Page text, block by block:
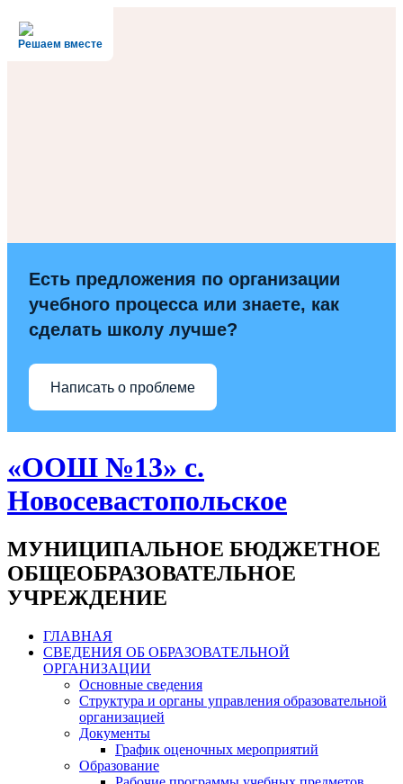
Решаем вместе
Есть предложения по организации
учебного процесса или знаете, как
сделать школу лучше?
Написать о проблеме
«ООШ №13» с.
Новосевастопольское
МУНИЦИПАЛЬНОЕ БЮДЖЕТНОЕ
ОБЩЕОБРАЗОВАТЕЛЬНОЕ
УЧРЕЖДЕНИЕ
ГЛАВНАЯ
СВЕДЕНИЯ ОБ ОБРАЗОВАТЕЛЬНОЙ
ОРГАНИЗАЦИИ
Основные сведения
Структура и органы управления образовательной
организацией
Документы
График оценочных мероприятий
Образование